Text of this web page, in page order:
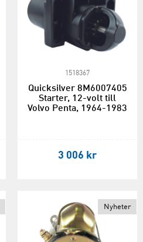
1518367
Quicksilver 8M6007405
Starter, 12-volt till
Volvo Penta, 1964-1983
3 006 kr
Nyheter